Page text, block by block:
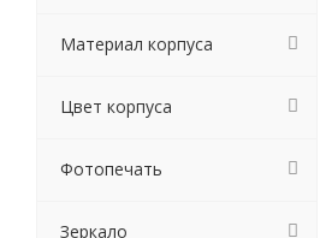
Материал корпуса
Цвет корпуса
Фотопечать
Зеркало